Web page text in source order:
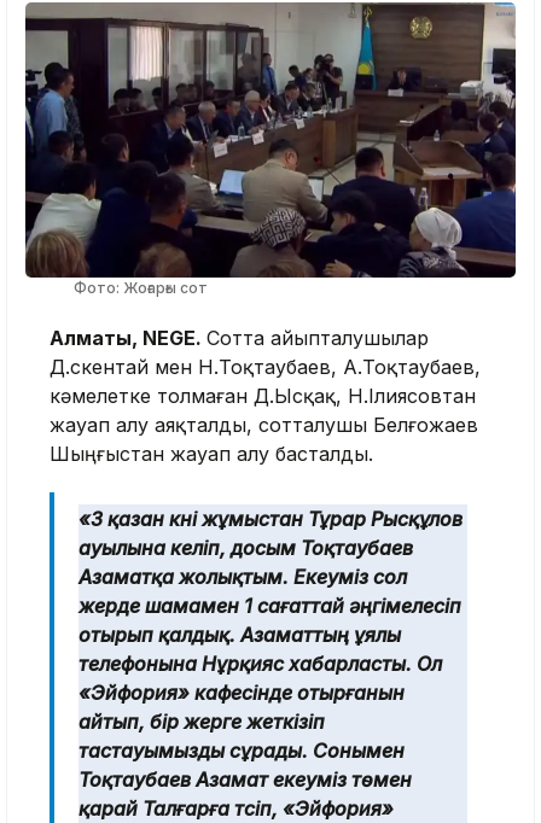
Фото: Жоғарғы сот
Алматы, NEGE. Сотта айыпталушылар
Д.Әскентай мен Н.Тоқтаубаев, А.Тоқтаубаев,
кәмелетке толмаған Д.Ысқақ, Н.Ілиясовтан
жауап алу аяқталды, сотталушы Белғожаев
Шыңғыстан жауап алу басталды.
«3 қазан күні жұмыстан Тұрар Рысқұлов
ауылына келіп, досым Тоқтаубаев
Азаматқа жолықтым. Екеуміз сол
жерде шамамен 1 сағаттай әңгімелесіп
отырып қалдық. Азаматтың ұялы
телефонына Нұрқияс хабарласты. Ол
«Эйфория» кафесінде отырғанын
айтып, бір жерге жеткізіп
тастауымызды сұрады. Сонымен
Тоқтаубаев Азамат екеуміз төмен
қарай Талғарға түсіп, «Эйфория»